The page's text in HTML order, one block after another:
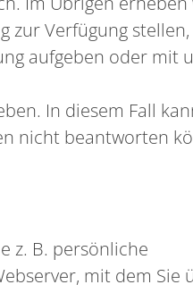
Verfügung stellen,
aufgeben oder mit
In diesem Fall
nicht beantworten
z. B. persönliche
mit dem Sie